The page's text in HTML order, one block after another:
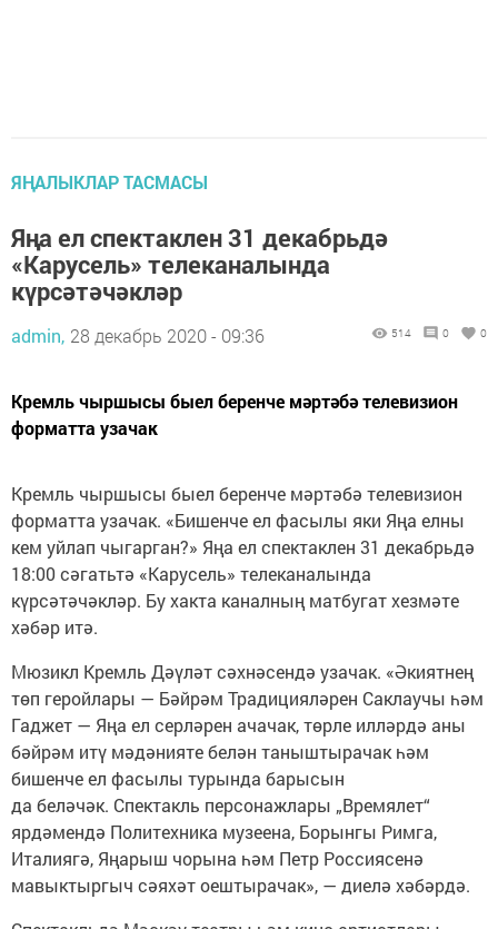
ЯҢАЛЫКЛАР ТАСМАСЫ
Яңа ел спектаклен 31 декабрьдә
«Карусель» телеканалында
күрсәтәчәкләр
admin, 28 декабрь 2020 - 09:36 514 0 0
Кремль чыршысы быел беренче мәртәбә телевизион
форматта узачак
Кремль чыршысы быел беренче мәртәбә телевизион
форматта узачак. «Бишенче ел фасылы яки Яңа елны
кем уйлап чыгарган?» Яңа ел спектаклен 31 декабрьдә
18:00 сәгатьтә «Карусель» телеканалында
күрсәтәчәкләр. Бу хакта каналның матбугат хезмәте
хәбәр итә.
Мюзикл Кремль Дәүләт сәхнәсендә узачак. «Әкиятнең
төп геройлары — Бәйрәм Традицияләрен Саклаучы һәм
Гаджет — Яңа ел серләрен ачачак, төрле илләрдә аны
бәйрәм итү мәдәнияте белән таныштырачак һәм
бишенче ел фасылы турында барысын
да беләчәк. Спектакль персонажлары „Времялет“
ярдәмендә Политехника музеена, Борынгы Римга,
Италиягә, Яңарыш чорына һәм Петр Россиясенә
мавыктыргыч сәяхәт оештырачак», — диелә хәбәрдә.